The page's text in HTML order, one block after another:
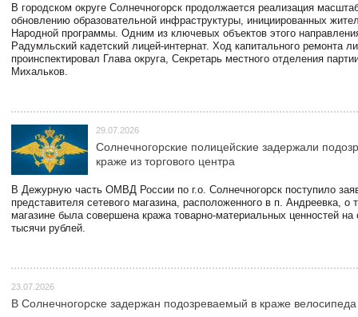
В городском округе Солнечногорск продолжается реализация
обновлению образовательной инфраструктуры, инициированных
Народной программы. Одним из ключевых объектов этого
Радумльский кадетский лицей-интернат. Ход капитального ремонта
проинспектировал Глава округа, Секретарь местного отделения
Михальков.
29.07.2026
Солнечногорские полицейские задержали
краже из торгового центра
В Дежурную часть ОМВД России по г.о. Солнечногорск поступило
представителя сетевого магазина, расположенного в п. Андреевка, о
магазине была совершена кража товарно-материальных ценностей
тысячи рублей.
23.07.2026
В Солнечногорске задержан подозреваемый в краже велосипеда